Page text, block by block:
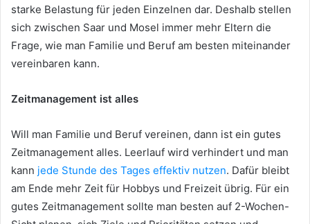
starke Belastung für jeden Einzelnen dar. Deshalb stellen
sich zwischen Saar und Mosel immer mehr Eltern die
Frage, wie man Familie und Beruf am besten miteinander
vereinbaren kann.
Zeitmanagement ist alles
Will man Familie und Beruf vereinen, dann ist ein gutes
Zeitmanagement alles. Leerlauf wird verhindert und man
kann jede Stunde des Tages effektiv nutzen. Dafür bleibt
am Ende mehr Zeit für Hobbys und Freizeit übrig. Für ein
gutes Zeitmanagement sollte man besten auf 2-Wochen-